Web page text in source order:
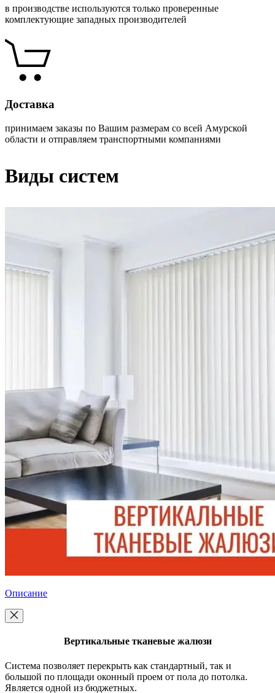
в производстве используются только проверенные
комплектующие западных производителей
Доставка
принимаем заказы по Вашим размерам со всей Амурской
области и отправляем транспортными компаниями
Виды систем
Описание
Вертикальные тканевые жалюзи
Система позволяет перекрыть как стандартный, так и
большой по площади оконный проем от пола до потолка.
Является одной из бюджетных.